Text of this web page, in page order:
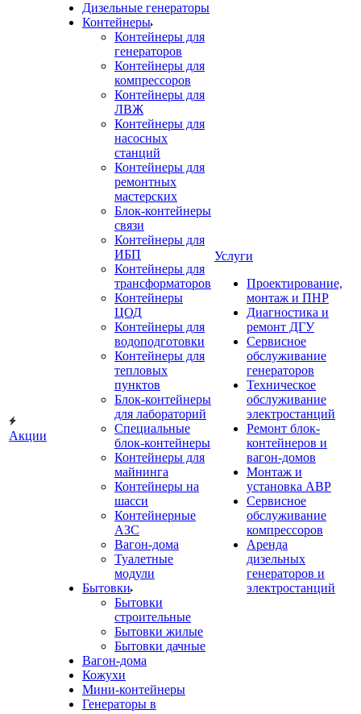
Акции
Дизельные генераторы
Контейнеры
Контейнеры для
генераторов
Контейнеры для
компрессоров
Контейнеры для
ЛВЖ
Контейнеры для
насосных
станций
Контейнеры для
ремонтных
мастерских
Блок-контейнеры
связи
Контейнеры для
ИБП
Контейнеры для
трансформаторов
Контейнеры
ЦОД
Контейнеры для
водоподготовки
Контейнеры для
тепловых
пунктов
Блок-контейнеры
для лабораторий
Специальные
блок-контейнеры
Контейнеры для
майнинга
Контейнеры на
шасси
Контейнерные
АЗС
Вагон-дома
Туалетные
модули
Бытовки
Бытовки
строительные
Бытовки жилые
Бытовки дачные
Вагон-дома
Кожухи
Мини-контейнеры
Генераторы в
Услуги
Проектирование,
монтаж и ПНР
Диагностика и
ремонт ДГУ
Сервисное
обслуживание
генераторов
Техническое
обслуживание
электростанций
Ремонт блок-
контейнеров и
вагон-домов
Монтаж и
установка АВР
Сервисное
обслуживание
компрессоров
Аренда
дизельных
генераторов и
электростанций